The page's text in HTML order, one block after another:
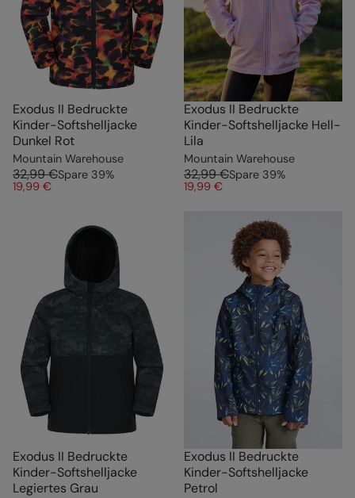
Exodus II Bedruckte
Kinder-Softshelljacke
Dunkel Rot
Mountain Warehouse
32,99 €Spare 39%
19,99 €
Exodus II Bedruckte
Kinder-Softshelljacke Hell-
Lila
Mountain Warehouse
32,99 €Spare 39%
19,99 €
Exodus II Bedruckte
Kinder-Softshelljacke
Legiertes Grau
Exodus II Bedruckte
Kinder-Softshelljacke
Petrol